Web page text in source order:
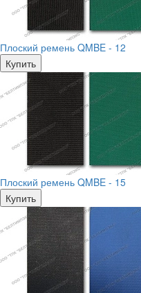
Плоский ремень QMBE - 12
Купить
Плоский ремень QMBE - 15
Купить